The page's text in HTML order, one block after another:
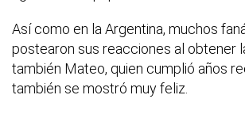
Así como en la Argentina, muchos
postearon sus reacciones al obtener
también Mateo, quien cumplió años
también se mostró muy feliz.